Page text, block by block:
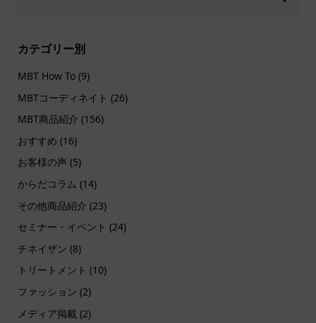
カテゴリー別
MBT How To(9)
MBTコーディネイト (26)
MBT商品紹介 (156)
おすすめ (16)
お客様の声(5)
からだコラム (14)
その他商品紹介 (23)
セミナー・イベント (24)
チネイザン (8)
トリートメント (10)
ファッション (2)
メディア掲載 (2)